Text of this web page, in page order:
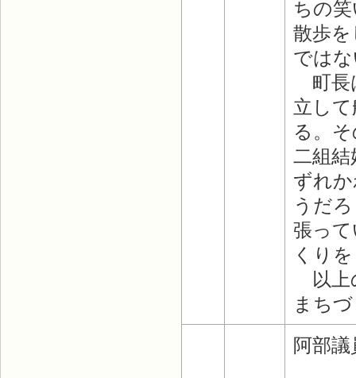
ちの
散歩
では
町長
立し
る。
二組
ずれ
うだ
張っ
くり
以上
まち
阿部